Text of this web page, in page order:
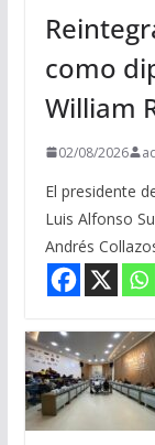
como
William
02/08/2026
El presidente
Luis Alfonso
Andrés